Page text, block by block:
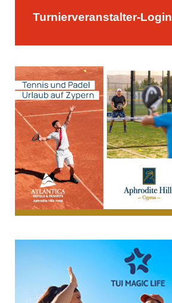
Turnierveranstalter-Login